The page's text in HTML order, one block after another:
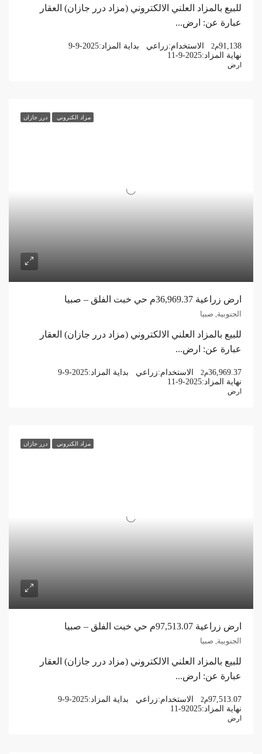
للبيع بالمزاد العلني الالكتروني (مزاد درر جازان) العقار
عبارة عن: ارض...
91,138م2 الاستخدام:زراعي بداية المزاد:9-9-2025
نهاية المزاد:11-9-2025
ارض
مزاد الكتروني درر جازان
ارض زراعية 36,969.37م حي خبت الفلق – صبيا
الجنوبية, صبيا
للبيع بالمزاد العلني الالكتروني (مزاد درر جازان) العقار
عبارة عن: ارض...
36,969.37م2 الاستخدام:زراعي بداية المزاد:9-9-2025
نهاية المزاد:11-9-2025
ارض
مزاد الكتروني درر جازان
ارض زراعية 97,513.07م حي خبت الفلق – صبيا
الجنوبية, صبيا
للبيع بالمزاد العلني الالكتروني (مزاد درر جازان) العقار
عبارة عن: ارض...
97,513.07م2 الاستخدام:زراعي بداية المزاد:9-9-2025
نهاية المزاد:11-92025
ارض